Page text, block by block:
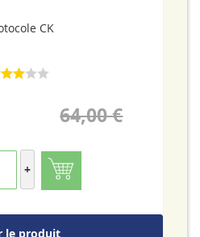
CK
64,00 €
+
le produit